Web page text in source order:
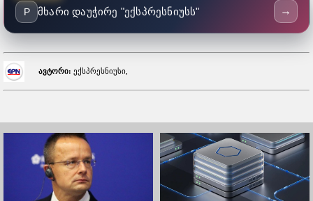
P მხარი დაუჭირე "ექსპრესნიუსს" →
ავტორი: ექსპრესნიუსი,